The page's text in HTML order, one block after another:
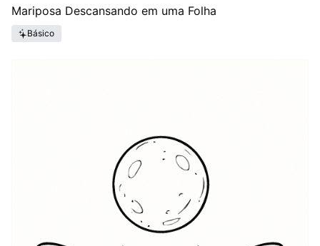
Mariposa Descansando em uma Folha
Básico